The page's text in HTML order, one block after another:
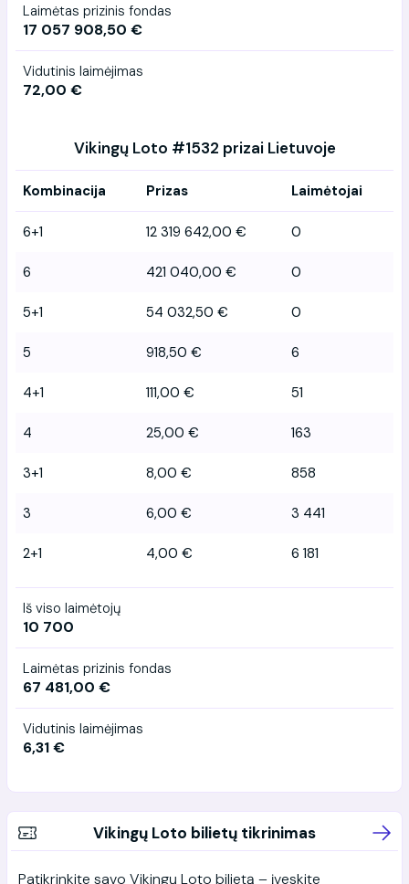
Laimėtas prizinis fondas
17 057 908,50 €
Vidutinis laimėjimas
72,00 €
Vikingų Loto #1532 prizai Lietuvoje
Kombinacija Prizas Laimėtojai
6+1 12 319 642,00 € 0
6 421 040,00 € 0
5+1 54 032,50 € 0
5 918,50 € 6
4+1 111,00 € 51
4 25,00 € 163
3+1 8,00 € 858
3 6,00 € 3 441
2+1 4,00 € 6 181
Iš viso laimėtojų
10 700
Laimėtas prizinis fondas
67 481,00 €
Vidutinis laimėjimas
6,31 €
Vikingų Loto bilietų tikrinimas
Patikrinkite savo Vikingų Loto bilietą – įveskite